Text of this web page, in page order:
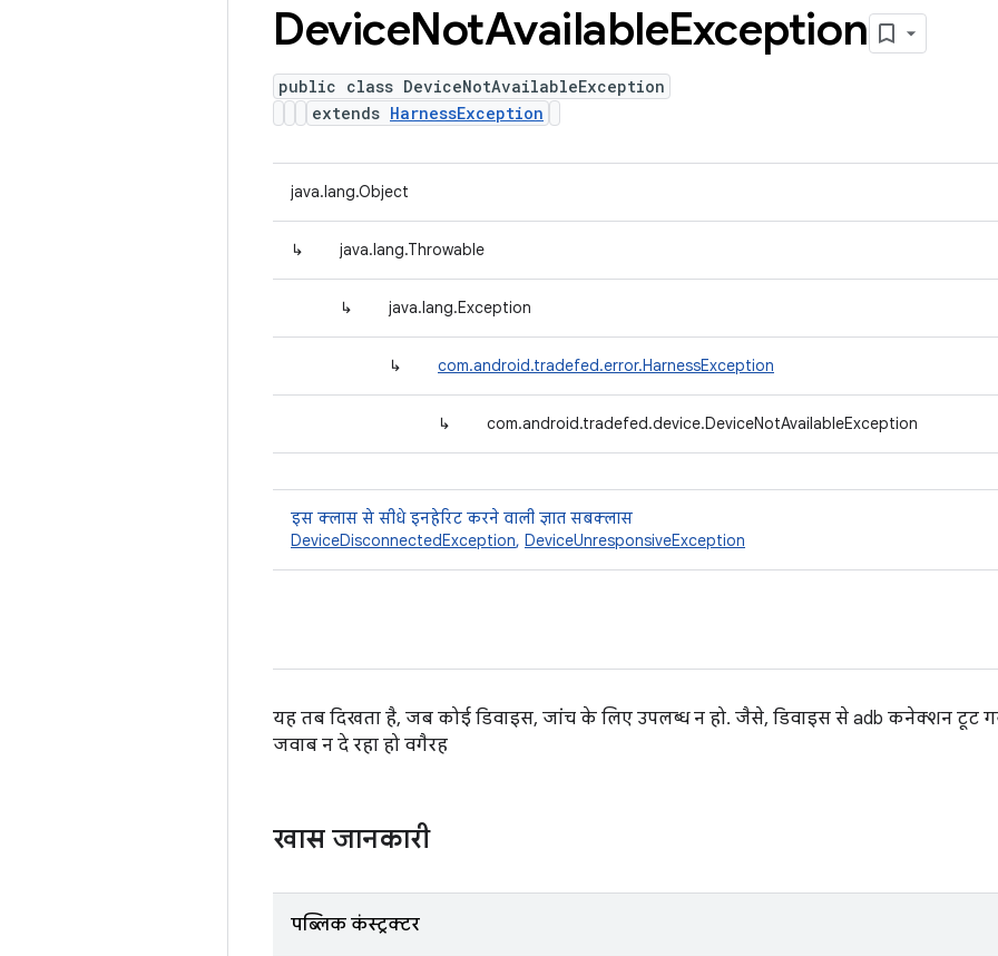
DeviceNotAvailableException
public class DeviceNotAvailableException
extends HarnessException
java.lang.Object
↳ java.lang.Throwable
↳ java.lang.Exception
↳ com.android.tradefed.error.HarnessException
↳ com.android.tradefed.device.DeviceNotAvailableException
इस क्लास से सीधे इनहेरिट करने वाली ज्ञात सबक्लास
DeviceDisconnectedException, DeviceUnresponsiveException
यह तब दिखता है, जब कोई डिवाइस, जांच के लिए उपलब्ध न हो. जैसे, डिवाइस से adb कनेक्शन टूट
जवाब न दे रहा हो वगैरह
खास जानकारी
पब्लिक कंस्ट्रक्टर